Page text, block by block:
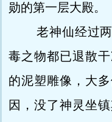
勋的第一层大殿。
老神仙经过两
毒之物都已退散
的泥塑雕像，大
因，没了神灵坐